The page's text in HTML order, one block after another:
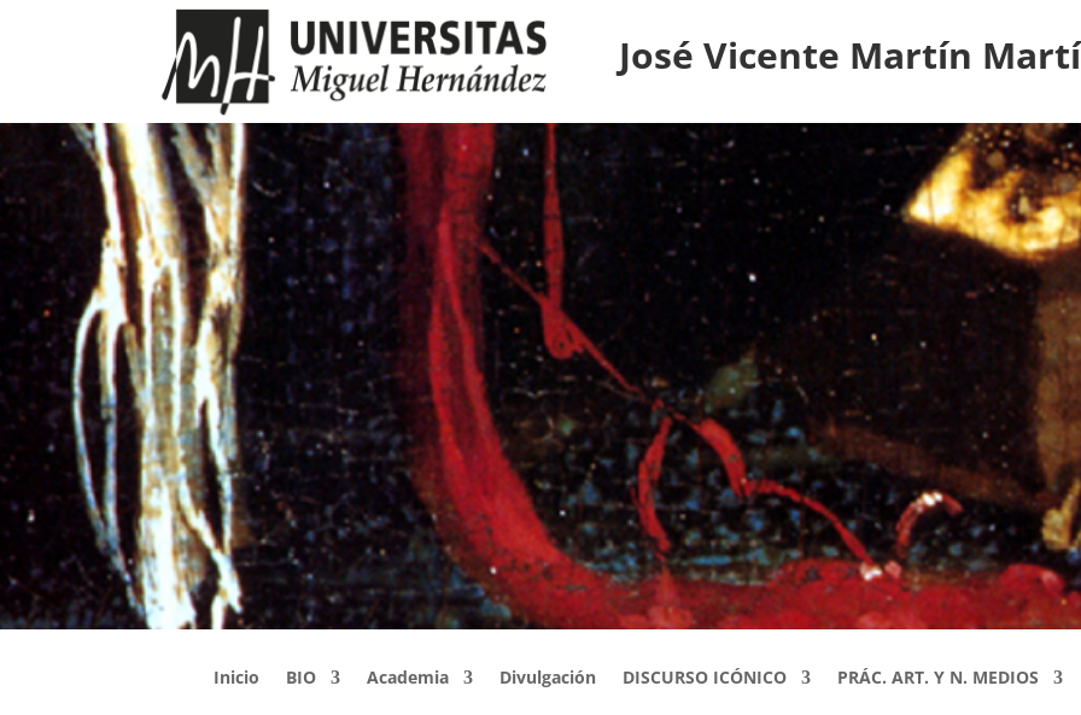
José Vicente Martín
Inicio BIO Academia Divulgación DISCURSO ICÓNICO PRÁC. ART. Y N. MEDIOS